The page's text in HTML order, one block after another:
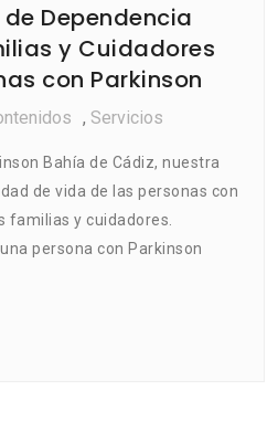
de Dependencia
y Cuidadores
con Parkinson
, Servicios
Bahía de Cádiz, nuestra
de vida de las personas con
familias y cuidadores.
persona con Parkinson